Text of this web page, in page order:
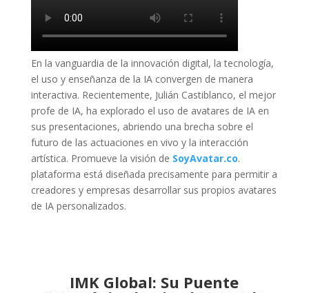
En la vanguardia de la innovación digital, la tecnología,
el uso y enseñanza de la IA convergen de manera
interactiva. Recientemente, Julián Castiblanco, el mejor
profe de IA, ha explorado el uso de avatares de IA en
sus presentaciones, abriendo una brecha sobre el
futuro de las actuaciones en vivo y la interacción
artística. Promueve la visión de SoyAvatar.co.
plataforma está diseñada precisamente para permitir a
creadores y empresas desarrollar sus propios avatares
de IA personalizados.
IMK Global: Su Puente